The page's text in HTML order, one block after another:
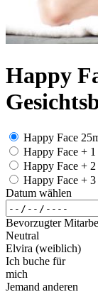
Happy
Happy Face
Happy Face +
Happy Face +
Happy Face +
Datum wählen
Bevorzugter
Neutral
Elvira (weiblich)
Ich buche für
mich
Jemand anderen